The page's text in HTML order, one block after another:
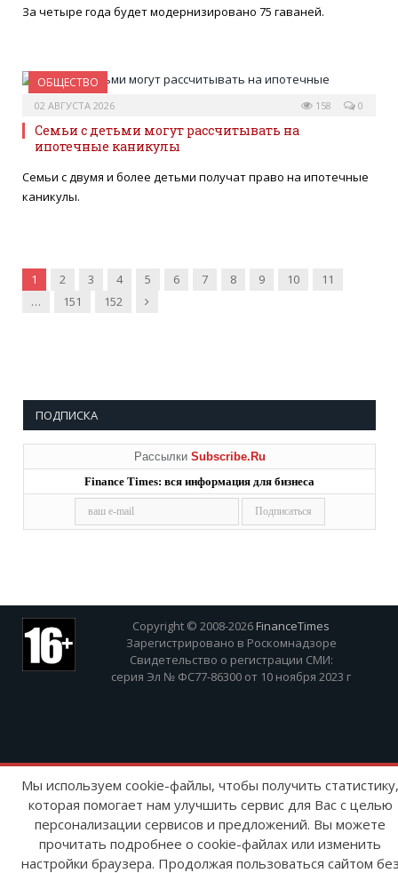
За четыре года будет модернизировано 75 гаваней.
ОБЩЕСТВО
02 АВГУСТА 2026 0
158
Семьи с детьми могут рассчитывать на
ипотечные каникулы
Семьи с двумя и более детьми получат право на ипотечные
каникулы.
1 2 3 4 5 6 7 8 9 10
11
…
151 152 Далее
ПОДПИСКА
Рассылки Subscribe.Ru
Finance Times: вся информация для бизнеса
Copyright © 2008-2026 FinanceTimes
Зарегистрировано в Роскомнадзоре
Свидетельство о регистрации СМИ:
серия Эл № ФС77-86300 от 10 ноября 2023 г
Мы используем cookie-файлы, чтобы получить статистику,
которая помогает нам улучшить сервис для Вас с целью
персонализации сервисов и предложений. Вы можете
прочитать подробнее о cookie-файлах или изменить
настройки браузера. Продолжая пользоваться сайтом